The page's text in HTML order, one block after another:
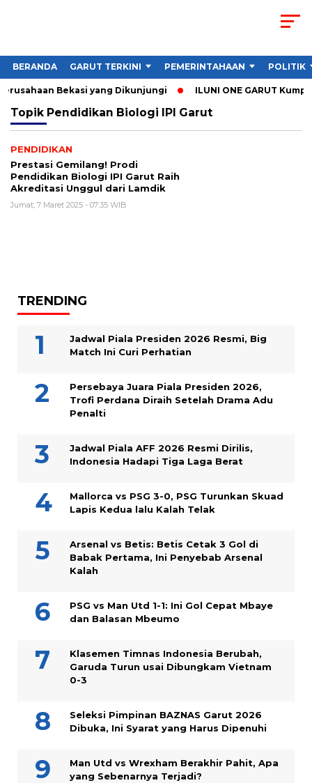
BERANDA GARUT TERKINI PEMERINTAHAAN POLITIK
Bekasi yang Dikunjungi ILUNI ONE GARUT
Topik Pendidikan Biologi IPI Garut
PENDIDIKAN
Prestasi Gemilang! Prodi
Pendidikan Biologi IPI Garut Raih
Akreditasi Unggul dari Lamdik
Jumat, 7 Maret 2025 - 07:35 WIB
TRENDING
Jadwal Piala Presiden 2026 Resmi, Big
Match Ini Curi Perhatian
Persebaya Juara Piala Presiden 2026,
Trofi Perdana Diraih Setelah Drama Adu
Penalti
Jadwal Piala AFF 2026 Resmi Dirilis,
Indonesia Hadapi Tiga Laga Berat
Mallorca vs PSG 3-0, PSG Turunkan Skuad
Lapis Kedua lalu Kalah Telak
Arsenal vs Betis: Betis Cetak 3 Gol di
Babak Pertama, Ini Penyebab Arsenal
Kalah
PSG vs Man Utd 1-1: Ini Gol Cepat Mbaye
dan Balasan Mbeumo
Klasemen Timnas Indonesia Berubah,
Garuda Turun usai Dibungkam Vietnam
0-3
Seleksi Pimpinan BAZNAS Garut 2026
Dibuka, Ini Syarat yang Harus Dipenuhi
Man Utd vs Wrexham Berakhir Pahit, Apa
yang Sebenarnya Terjadi?